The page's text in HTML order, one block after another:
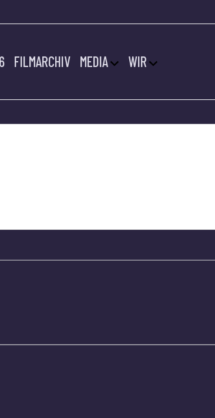
FILMARCHIV MEDIA WIR